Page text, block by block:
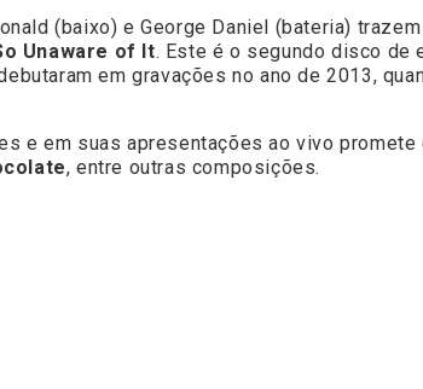
(baixo) e George Daniel (bateria)
Unaware of It. Este é o segundo disco de
em gravações no ano de 2013,
e em suas apresentações ao vivo
, entre outras composições.